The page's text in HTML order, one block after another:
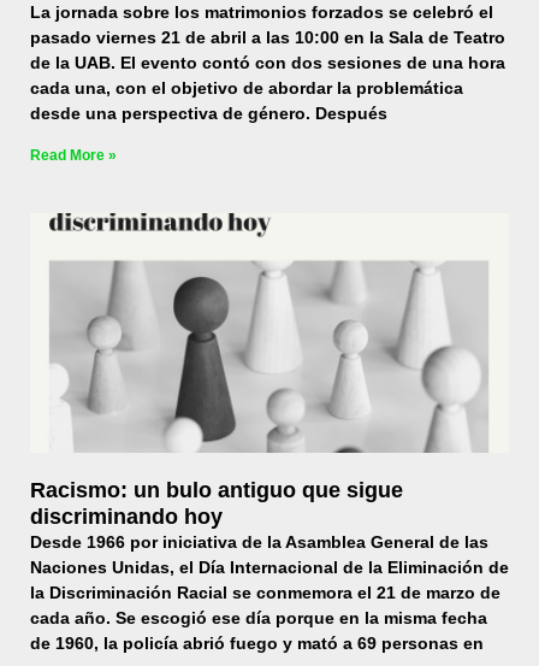
La jornada sobre los matrimonios forzados se celebró el
pasado viernes 21 de abril a las 10:00 en la Sala de Teatro
de la UAB. El evento contó con dos sesiones de una hora
cada una, con el objetivo de abordar la problemática
desde una perspectiva de género. Después
Read More »
Racismo: un bulo antiguo que sigue
discriminando hoy
Desde 1966 por iniciativa de la Asamblea General de las
Naciones Unidas, el Día Internacional de la Eliminación de
la Discriminación Racial se conmemora el 21 de marzo de
cada año. Se escogió ese día porque en la misma fecha
de 1960, la policía abrió fuego y mató a 69 personas en